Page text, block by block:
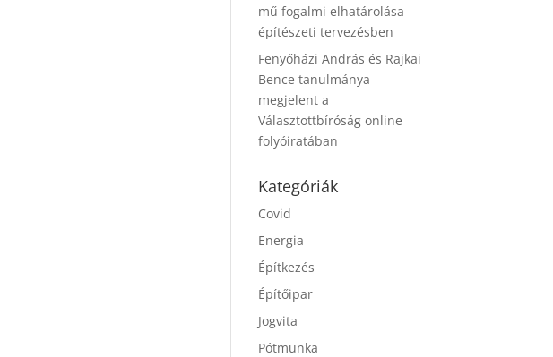
mű fogalmi elhatárolása
építészeti tervezésben
Fenyőházi András és Rajkai
Bence tanulmánya
megjelent a
Választottbíróság online
folyóiratában
Kategóriák
Covid
Energia
Építkezés
Építőipar
Jogvita
Pótmunka